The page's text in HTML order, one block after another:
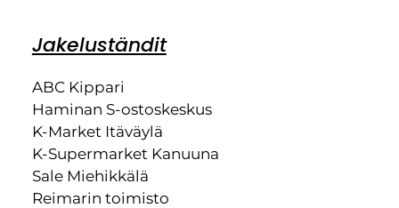
Jakeluständit
ABC Kippari
Haminan S-ostoskeskus
K-Market Itäväylä
K-Supermarket Kanuuna
Sale Miehikkälä
Reimarin toimisto